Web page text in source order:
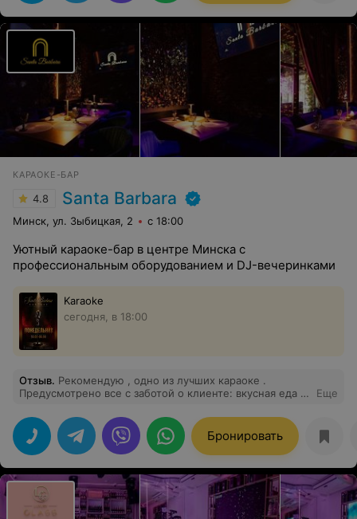
КАРАОКЕ-БАР
4.8 Santa Barbara
Минск, ул. Зыбицкая, 2 с 18:00
Уютный караоке-бар в центре Минска с
профессиональным оборудованием и DJ-вечеринками
Karaoke
сегодня, в 18:00
Отзыв. Рекомендую , одно из лучших караоке .
Предусмотрено все с заботой о клиенте: вкусная еда ,
уровне. Спасибо заведению и персоналу за прекрасно
проверенный вечер , еще вернемся .
Еще
Бронировать